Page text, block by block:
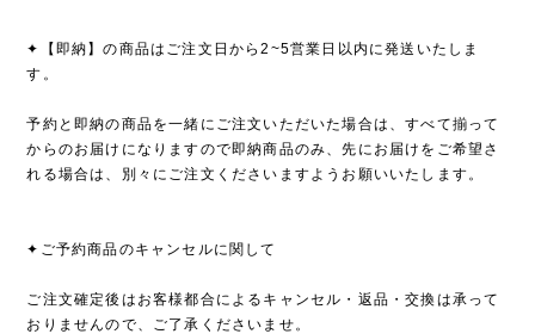
✦【即納】の商品はご注文日から2~5営業日以内に発送いたしま
す。
予約と即納の商品を一緒にご注文いただいた場合は、すべて揃って
からのお届けになりますので即納商品のみ、先にお届けをご希望さ
れる場合は、別々にご注文くださいますようお願いいたします。
✦ご予約商品のキャンセルに関して
ご注文確定後はお客様都合によるキャンセル・返品・交換は承って
おりませんので、ご了承くださいませ。